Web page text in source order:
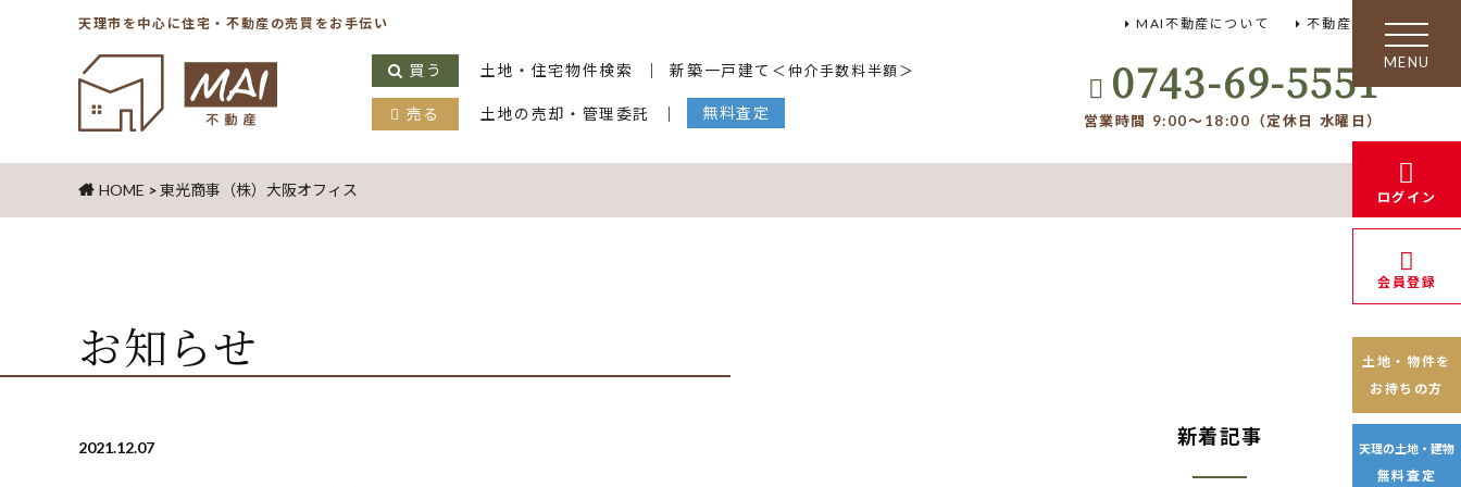
天理市を中心に住宅・不動産の売買をお手伝い
0743-69-5551
営業時間 9:00～18:00（定休日 水曜日）
買う 土地・住宅物件検索 新築一戸建て ＜仲介手数料半額＞
売る 土地の売却・管理委託 無料査定
MAI不動産について 不動産FAQ
toggle
navigation
ログイン
会員登録
土地・物件を
お持ちの方
天理の土地・建物
無料査定
HOME >東光商事（株）大阪オフィス
お知らせ
新着記事
2021.12.07